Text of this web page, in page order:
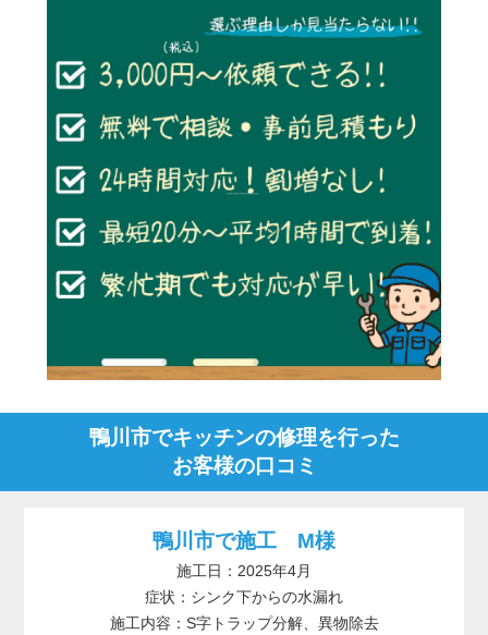
鴨川市でキッチンの修理を行った
お客様の口コミ
鴨川市で施工 M様
施工日：2025年4月
症状：シンク下からの水漏れ
施工内容：S字トラップ分解、異物除去